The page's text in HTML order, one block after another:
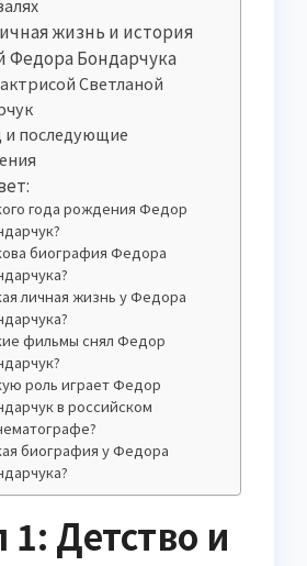
жизнь и история
Федора Бондарчука
Светланой
и последующие
года рождения Федор
биография Федора
личная жизнь у Федора
фильмы снял Федор
роль играет Федор
в российском
биография у Федора
1: Детство и